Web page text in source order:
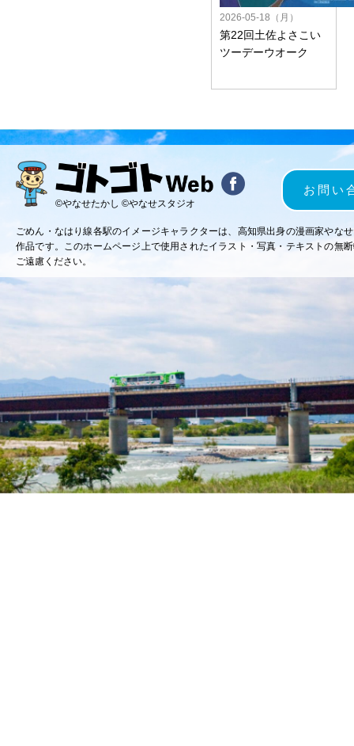
2026-05-18（月）
第22回土佐よさこい
ツーデーウオーク
©やなせたかし ©やなせスタジオ
お問い
ごめん・なはり線各駅のイメージキャラクターは、高知県出身の漫画家やな
作品です。このホームページ上で使用されたイラスト・写真・テキストの無
ご遠慮ください。